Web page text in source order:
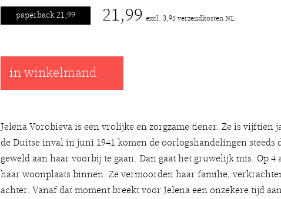
paperback 21,99 21,99 excl. 3,95 verzendkosten NL
in winkelmand
Jelena Vorobieva is een vrolijke en zorgzame tiener. Ze is vijftien
de Duitse inval in juni 1941 komen de oorlogshandelingen
geweld aan haar voorbij te gaan. Dan gaat het gruwelijk mis. Op 4
haar woonplaats binnen. Ze vermoorden haar familie,
achter. Vanaf dat moment breekt voor Jelena een onzekere tijd